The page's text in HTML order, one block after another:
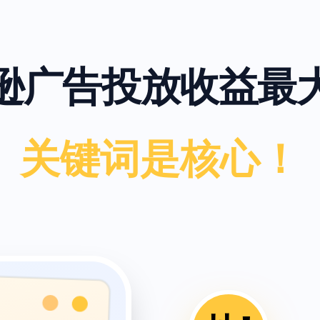
广告投放收益最
关键词是核心！